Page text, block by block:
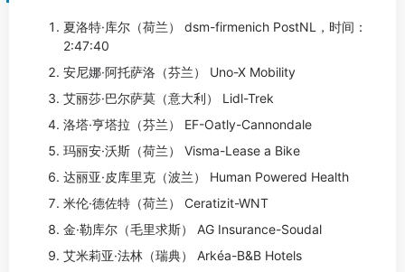
夏洛特·库尔（荷兰） dsm-firmenich PostNL，时间：
2:47:40
安尼娜·阿托萨洛（芬兰） Uno-X Mobility
艾丽莎·巴尔萨莫（意大利） Lidl-Trek
洛塔·亨塔拉（芬兰） EF-Oatly-Cannondale
玛丽安·沃斯（荷兰） Visma-Lease a Bike
达丽亚·皮库里克（波兰） Human Powered Health
米伦·德佐特（荷兰） Ceratizit-WNT
金·勒库尔（毛里求斯） AG Insurance-Soudal
艾米莉亚·法林（瑞典） Arkéa-B&B Hotels